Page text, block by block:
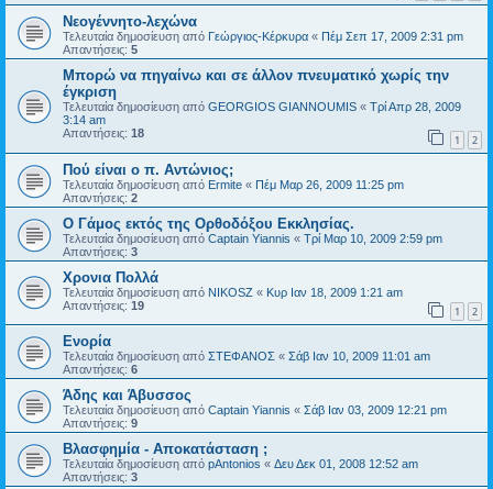
Νεογέννητο-λεχώνα
Τελευταία δημοσίευση από Γεώργιος-Κέρκυρα « Πέμ Σεπ 17, 2009 2:31 pm
Απαντήσεις: 5
Μπορώ να πηγαίνω και σε άλλον πνευματικό χωρίς την
έγκριση
Τελευταία δημοσίευση από GEORGIOS GIANNOUMIS « Τρί Απρ 28, 2009
3:14 am
Απαντήσεις: 18 1 2
Πού είναι ο π. Αντώνιος;
Τελευταία δημοσίευση από Ermite « Πέμ Μαρ 26, 2009 11:25 pm
Απαντήσεις: 2
Ο Γάμος εκτός της Ορθοδόξου Εκκλησίας.
Τελευταία δημοσίευση από Captain Yiannis « Τρί Μαρ 10, 2009 2:59 pm
Απαντήσεις: 3
Χρονια Πολλά
Τελευταία δημοσίευση από NIKOSZ « Κυρ Ιαν 18, 2009 1:21 am
Απαντήσεις: 19 1 2
Ενορία
Τελευταία δημοσίευση από ΣΤΕΦΑΝΟΣ « Σάβ Ιαν 10, 2009 11:01 am
Απαντήσεις: 6
Άδης και Άβυσσος
Τελευταία δημοσίευση από Captain Yiannis « Σάβ Ιαν 03, 2009 12:21 pm
Απαντήσεις: 9
Βλασφημία - Αποκατάσταση ;
Τελευταία δημοσίευση από pAntonios « Δευ Δεκ 01, 2008 12:52 am
Απαντήσεις: 3